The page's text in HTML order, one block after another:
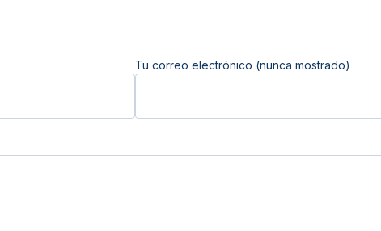
Tu correo electrónico (nunca mostrado)